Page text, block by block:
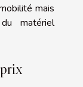
mais
matériel